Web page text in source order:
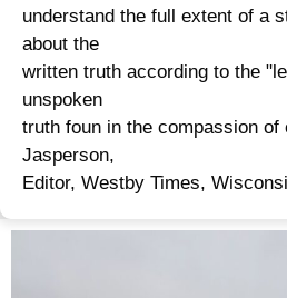
understand the full extent of a
about the
written truth according to the
unspoken
truth foun in the compassion
Jasperson,
Editor, Westby Times,